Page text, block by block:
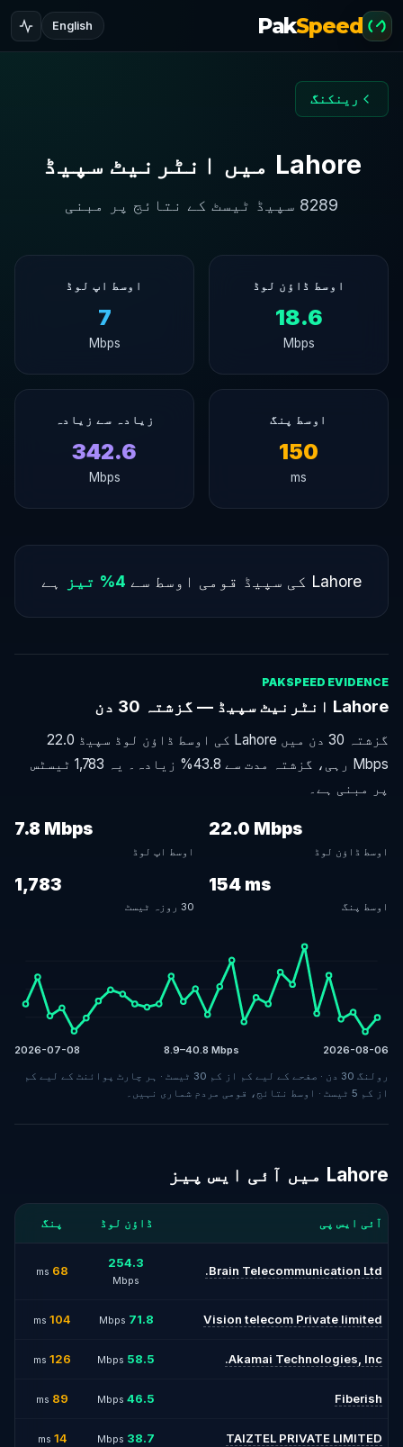
PakSpeed
English
رینکنگ
Lahore میں انٹرنیٹ سپیڈ
8289 سپیڈ ٹیسٹ کے نتائج پر مبنی
اوسط ڈاؤن لوڈ
18.6
Mbps
اوسط اپ لوڈ
7
Mbps
اوسط پنگ
150
ms
زیادہ سے زیادہ
342.6
Mbps
Lahore کی سپیڈ قومی اوسط سے 4% تیز ہے
PAKSPEED EVIDENCE
Lahore انٹرنیٹ سپیڈ — گزشتہ 30 دن
گزشتہ 30 دن میں Lahore کی اوسط ڈاؤن لوڈ سپیڈ 22.0
Mbps رہی، گزشتہ مدت سے 43.8% زیادہ۔ یہ 1,783 ٹیسٹس
پر مبنی ہے۔
22.0 Mbps
اوسط ڈاؤن لوڈ
7.8 Mbps
اوسط اپ لوڈ
154 ms
اوسط پنگ
1,783
30 روزہ ٹیسٹ
2026-07-08 8.9–40.8 Mbps 2026-08-06
رولنگ 30 دن · صفحے کے لیے کم از کم 30 ٹیسٹ · ہر چارٹ پوائنٹ کے لیے کم
از کم 5 ٹیسٹ · اوسط نتائج، قومی مردم شماری نہیں۔
Lahore میں آئی ایس پیز
آئی ایس پی ڈاؤن لوڈ پنگ
Brain Telecommunication Ltd.
254.3
Mbps
68
ms
Vision telecom Private limited
71.8
Mbps
104
ms
Akamai Technologies, Inc.
58.5
Mbps
126
ms
Fiberish
46.5
Mbps
89
ms
TAIZTEL PRIVATE LIMITED
38.7
Mbps
14
ms